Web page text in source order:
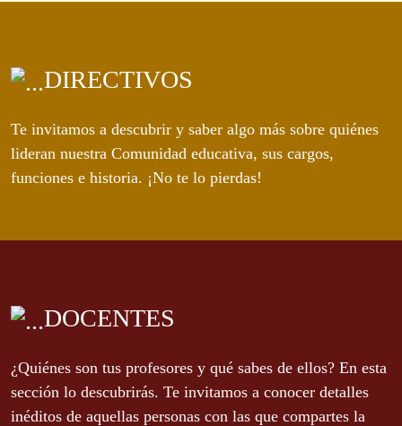
DIRECTIVOS
Te invitamos a descubrir y saber algo más sobre quiénes
lideran nuestra Comunidad educativa, sus cargos,
funciones e historia. ¡No te lo pierdas!
DOCENTES
¿Quiénes son tus profesores y qué sabes de ellos? En esta
sección lo descubrirás. Te invitamos a conocer detalles
inéditos de aquellas personas con las que compartes la